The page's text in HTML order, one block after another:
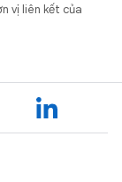
vị liên kết của